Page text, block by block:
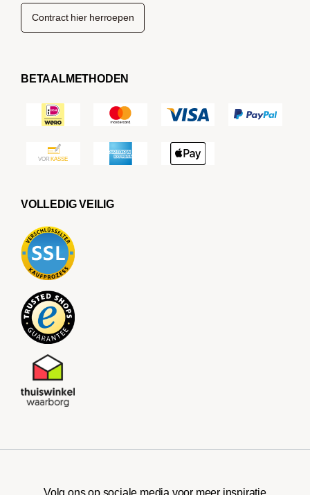
Contract hier herroepen
BETAALMETHODEN
VOLLEDIG VEILIG
Volg ons op sociale media voor meer inspiratie